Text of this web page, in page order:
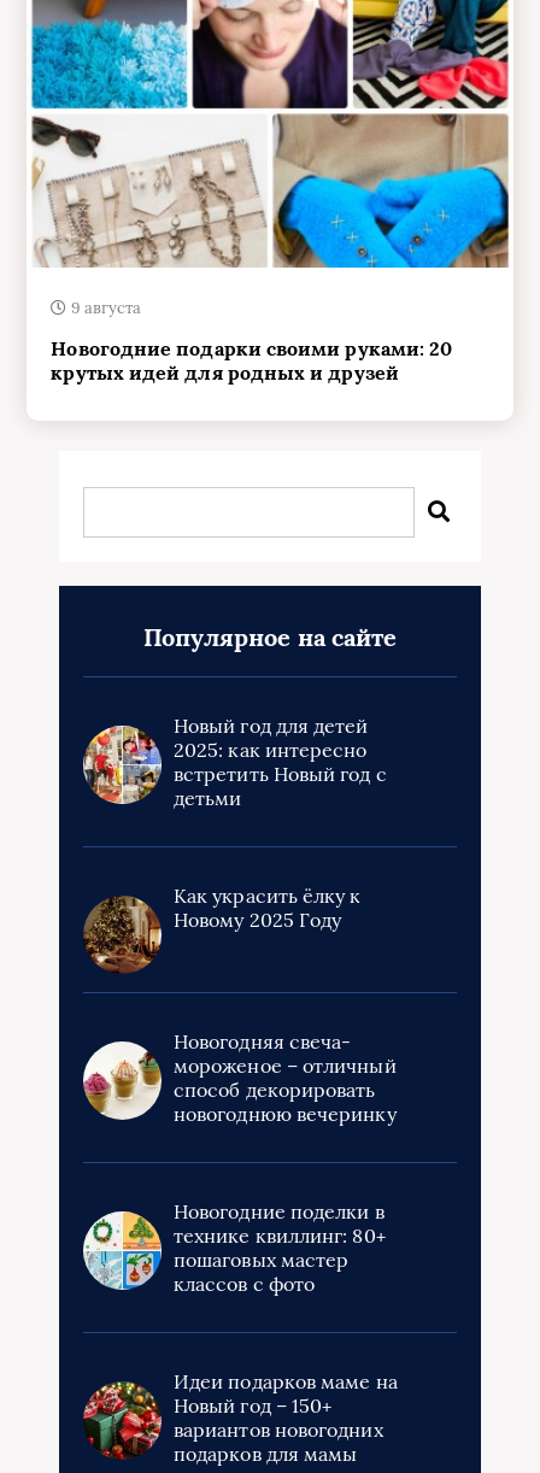
9 августа
Новогодние подарки своими руками: 20
крутых идей для родных и друзей
Популярное на сайте
Новый год для детей
2025: как интересно
встретить Новый год с
детьми
Как украсить ёлку к
Новому 2025 Году
Новогодняя свеча-
мороженое – отличный
способ декорировать
новогоднюю вечеринку
Новогодние поделки в
технике квиллинг: 80+
пошаговых мастер
классов с фото
Идеи подарков маме на
Новый год – 150+
вариантов новогодних
подарков для мамы